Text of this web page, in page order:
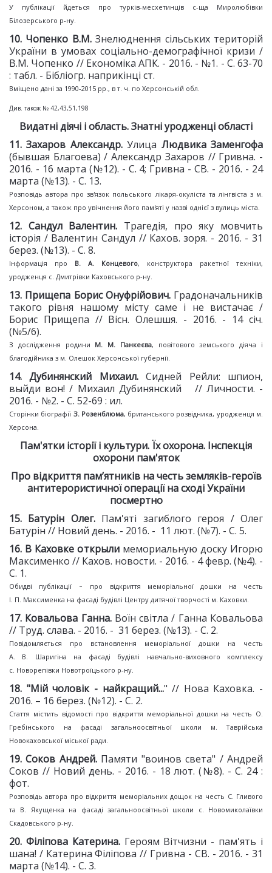
У публікації йдеться про турків-месхетинців с-ща Миролюбівки
Білозерського р-ну.
10. Чопенко В.М.Знелюднення сільських територій
України в умовах соціально-демографічної кризи /
В.М. Чопенко // Економіка АПК. - 2016. - №1. - С. 63-70
: табл. - Бібліогр. наприкінці ст.
Вміщено дані за 1990-2015 рр., в т. ч. по Херсонській обл.
Див. також № 42,43,51,198
Видатні діячі і область. Знатні уродженці області
11. Захаров Александр.Улица Людвика Заменгофа
(бывшая Благоева) / Александр Захаров // Гривна. -
2016. - 16 марта (№12). - С. 4; Гривна - СВ. - 2016. - 24
марта (№13). - С. 13.
Розповідь автора про зв'язок польського лікаря-окуліста та лінгвіста з м.
Херсоном, а також про увічнення його пам'яті у назві однієї з вулиць міста.
12. Сандул Валентин. Трагедія, про яку мовчить
історія / Валентин Сандул // Кахов. зоря. - 2016. - 31
берез. (№13). - С. 8.
Інформація про В. А. Концевого, конструктора ракетної техніки,
уродженця с. Дмитрівки Каховського р-ну.
13. Прищепа Борис Онуфрійович. Градоначальників
такого рівня нашому місту саме і не вистачає /
Борис Прищепа // Вісн. Олешшя. - 2016. - 14 січ.
(№5/6).
З дослідження родини М. М. Панкеєва, повітового земського діяча і
благодійника з м. Олешок Херсонської губернії.
14. Дубинянский Михаил.Сидней Рейли: шпион,
выйди вон! / Михаил Дубинянский // Личности. -
2016. - №2. - С. 52-69 : ил.
Сторінки біографії З. Розенблюма, британського розвідника, уродженця м.
Херсона.
Пам'ятки історії і культури. Їх охорона. Інспекція
охорони пам'яток
Про відкриття пам’ятників на честь земляків-героїв
антитерористичної операції на сході України
посмертно
15. Батурін Олег. Пам'яті загиблого героя / Олег
Батурін // Новий день. - 2016. - 11 лют. (№7). - С. 5.
16. В Каховке открылимемориальную доску Игорю
Максименко // Кахов. новости. - 2016. - 4 февр. (№4). -
С. 1.
Обидві публікації -
про відкриття меморіальної дошки на честь
І. П. Максименка на фасаді будівлі Центру дитячої творчості м. Каховки.
17. Ковальова Ганна. Воїн світла / Ганна Ковальова
// Труд. слава. - 2016. - 31 берез. (№13). - С. 2.
Повідомляється про встановлення меморіальної дошки на честь
А. В. Шаригіна на фасаді будівлі навчально-виховного комплексу
с. Новорепівки Новотроїцького р-ну.
18. "Мій чоловік - найкращий..." // Нова Каховка. -
2016. – 16 берез. (№12). - С. 2.
Стаття містить відомості про відкриття меморіальної дошки на честь О.
Гребінського на фасаді загальноосвітньої школи м. Таврійська
Новокаховської міської ради.
19. Соков Андрей. Памяти "воинов света" / Андрей
Соков // Новий день. - 2016. - 18 лют. (№8). - С. 24 :
фот.
Розповідь автора про відкриття меморіальних дощок на честь С. Гливого
та В. Якущенка на фасаді загальноосвітньої школи с. Новомиколаївки
Скадовського р-ну.
20. Філіпова Катерина. Героям Вітчизни - пам'ять і
шана! / Катерина Філіпова // Гривна - СВ. - 2016. - 31
марта (№14). - С. 3.